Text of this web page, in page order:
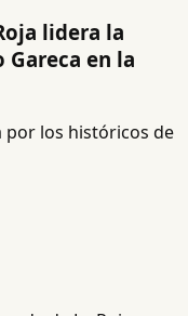
lidera la
en la
por los históricos de